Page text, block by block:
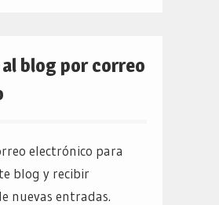
blog por correo
electrónico para
blog y recibir
nuevas entradas.